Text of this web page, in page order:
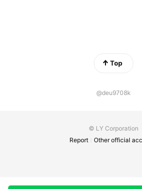
Top
@deu9708k
© LY Corporation
Report
Other official